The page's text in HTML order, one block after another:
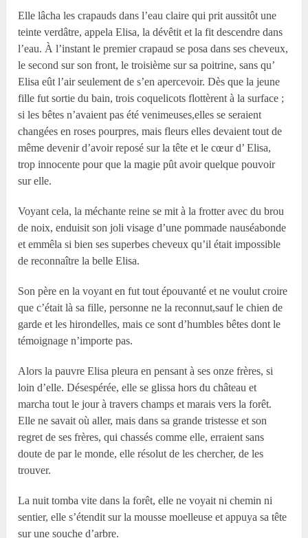
Elle lâcha les crapauds dans l’eau claire qui prit aussitôt une
teinte verdâtre, appela Elisa, la dévêtit et la fit descendre dans
l’eau. À l’instant le premier crapaud se posa dans ses cheveux,
le second sur son front, le troisième sur sa poitrine, sans qu’
Elisa eût l’air seulement de s’en apercevoir. Dès que la jeune
fille fut sortie du bain, trois coquelicots flottèrent à la surface ;
si les bêtes n’avaient pas été venimeuses,elles se seraient
changées en roses pourpres, mais fleurs elles devaient tout de
même devenir d’avoir reposé sur la tête et le cœur d’ Elisa,
trop innocente pour que la magie pût avoir quelque pouvoir
sur elle.
Voyant cela, la méchante reine se mit à la frotter avec du brou
de noix, enduisit son joli visage d’une pommade nauséabonde
et emmêla si bien ses superbes cheveux qu’il était impossible
de reconnaître la belle Elisa.
Son père en la voyant en fut tout épouvanté et ne voulut croire
que c’était là sa fille, personne ne la reconnut,sauf le chien de
garde et les hirondelles, mais ce sont d’humbles bêtes dont le
témoignage n’importe pas.
Alors la pauvre Elisa pleura en pensant à ses onze frères, si
loin d’elle. Désespérée, elle se glissa hors du château et
marcha tout le jour à travers champs et marais vers la forêt.
Elle ne savait où aller, mais dans sa grande tristesse et son
regret de ses frères, qui chassés comme elle, erraient sans
doute de par le monde, elle résolut de les chercher, de les
trouver.
La nuit tomba vite dans la forêt, elle ne voyait ni chemin ni
sentier, elle s’étendit sur la mousse moelleuse et appuya sa tête
sur une souche d’arbre.